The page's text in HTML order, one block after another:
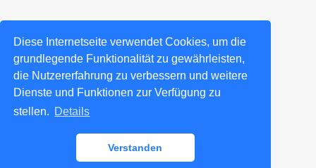
Diese Internetseite verwendet Cookies, um die
grundlegende Funktionalität zu gewährleisten,
die Nutzererfahrung zu verbessern und weitere
Dienste und Funktionen zur Verfügung zu
stellen. Details
Verstanden